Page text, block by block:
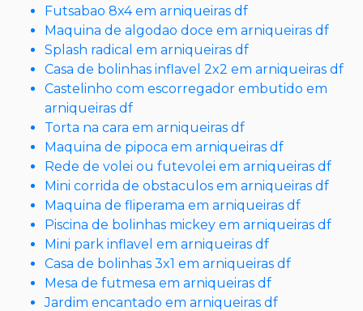
Futsabao 8x4 em arniqueiras df
Maquina de algodao doce em arniqueiras df
Splash radical em arniqueiras df
Casa de bolinhas inflavel 2x2 em arniqueiras df
Castelinho com escorregador embutido em
arniqueiras df
Torta na cara em arniqueiras df
Maquina de pipoca em arniqueiras df
Rede de volei ou futevolei em arniqueiras df
Mini corrida de obstaculos em arniqueiras df
Maquina de fliperama em arniqueiras df
Piscina de bolinhas mickey em arniqueiras df
Mini park inflavel em arniqueiras df
Casa de bolinhas 3x1 em arniqueiras df
Mesa de futmesa em arniqueiras df
Jardim encantado em arniqueiras df